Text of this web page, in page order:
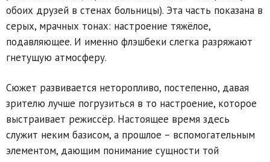
обоих друзей в стенах больницы). Эта часть показана в
серых, мрачных тонах: настроение тяжёлое,
подавляющее. И именно флэшбеки слегка разряжают
гнетущую атмосферу.
Сюжет развивается неторопливо, постепенно, давая
зрителю лучше погрузиться в то настроение, которое
выстраивает режиссёр. Настоящее время здесь
служит неким базисом, а прошлое – вспомогательным
элементом, дающим понимание сущности той